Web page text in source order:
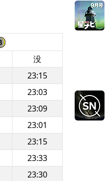
没
23:15
23:03
23:09
23:01
23:15
23:33
23:30